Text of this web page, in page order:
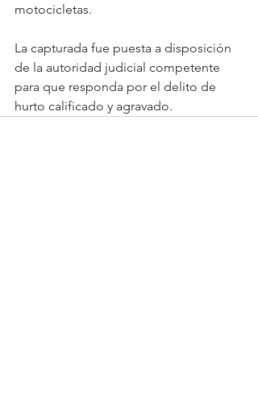
motocicletas.
La capturada fue puesta a disposición
de la autoridad judicial competente
para que responda por el delito de
hurto calificado y agravado.